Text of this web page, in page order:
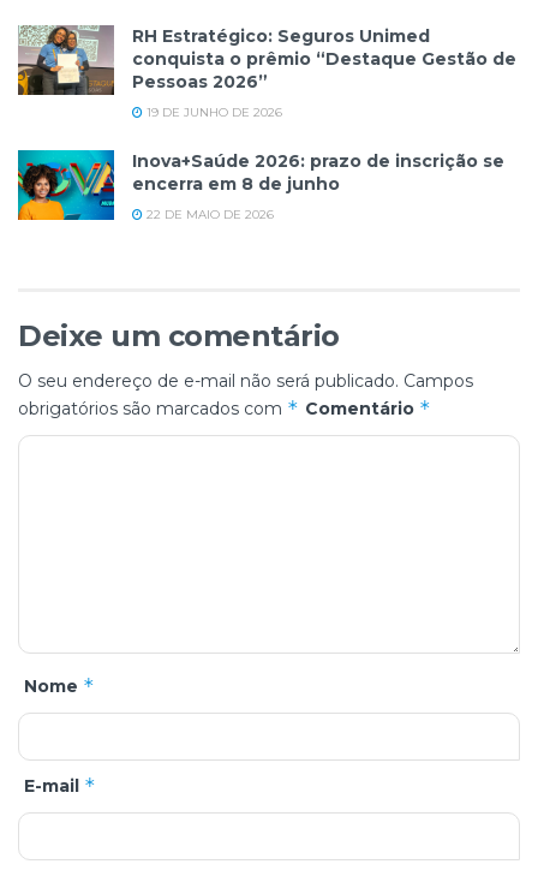
RH Estratégico: Seguros Unimed
conquista o prêmio “Destaque Gestão de
Pessoas 2026”
19 DE JUNHO DE 2026
Inova+Saúde 2026: prazo de inscrição se
encerra em 8 de junho
22 DE MAIO DE 2026
Deixe um comentário
O seu endereço de e-mail não será publicado. Campos
obrigatórios são marcados com * Comentário *
Nome *
E-mail *